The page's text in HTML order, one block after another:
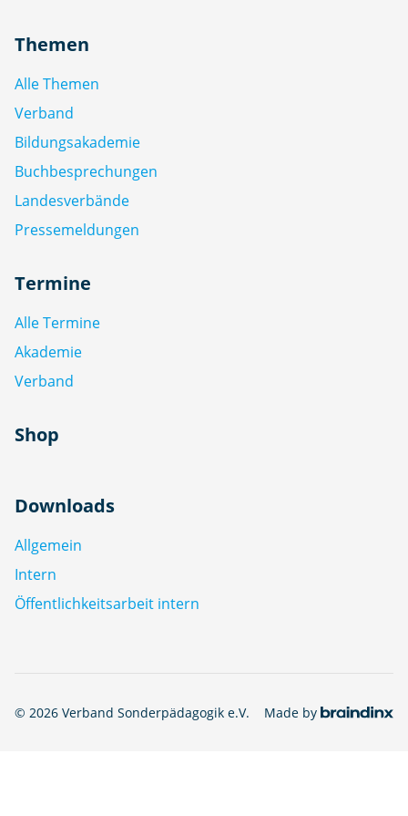
Themen
Alle Themen
Verband
Bildungsakademie
Buchbesprechungen
Landesverbände
Pressemeldungen
Termine
Alle Termine
Akademie
Verband
Shop
Downloads
Allgemein
Intern
Öffentlichkeitsarbeit intern
© 2026 Verband Sonderpädagogik e.V. Made by